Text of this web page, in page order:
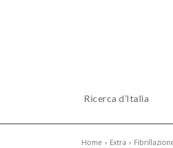
Ricerca d’Italia
Home Extra